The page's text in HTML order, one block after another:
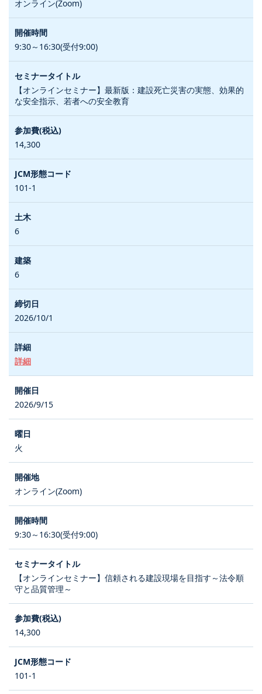
オンライン(Zoom)
9:30～16:30(受付9:00)
【オンラインセミナー】最新版：建設死亡災害の実態、効果的
な安全指示、若者への安全教育
14,300
101-1
6
6
2026/10/1
詳細
2026/9/15
火
オンライン(Zoom)
9:30～16:30(受付9:00)
【オンラインセミナー】信頼される建設現場を目指す～法令順
守と品質管理～
14,300
101-1